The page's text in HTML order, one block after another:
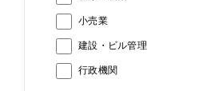
小売業
建設・ビル管理
行政機関